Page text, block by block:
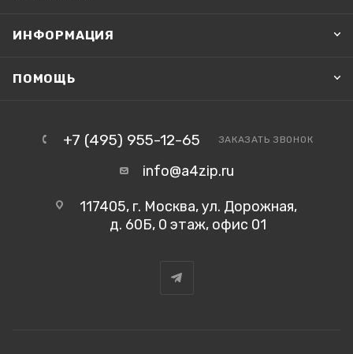
ИНФОРМАЦИЯ
ПОМОЩЬ
+7 (495) 955-12-65 ЗАКАЗАТЬ ЗВОНОК
info@a4zip.ru
117405, г. Москва, ул. Дорожная,
д. 60Б, 0 этаж, офис 01